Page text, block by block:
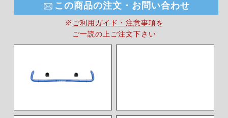
この商品の注文・お問い合わせ
※ ご利用ガイド・注意事項を
ご一読の上ご注文下さい